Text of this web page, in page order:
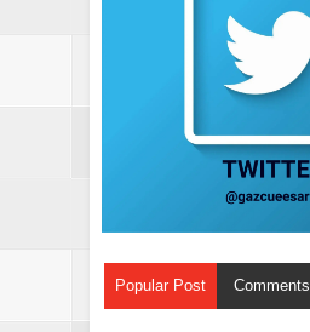
Popular Post Comments